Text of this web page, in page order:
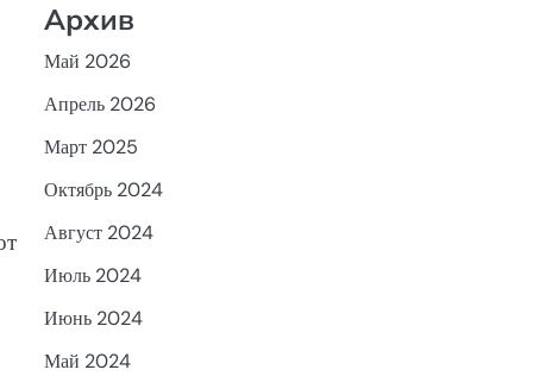
Архив
Май 2026
Апрель 2026
Март 2025
Октябрь 2024
Август 2024
Июль 2024
Июнь 2024
Май 2024